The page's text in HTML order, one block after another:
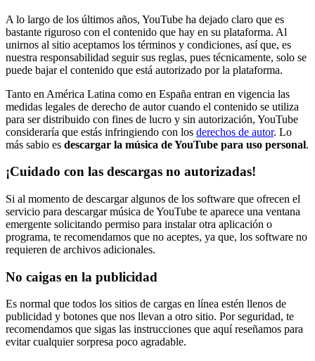
A lo largo de los últimos años, YouTube ha dejado claro que es
bastante riguroso con el contenido que hay en su plataforma. Al
unirnos al sitio aceptamos los términos y condiciones, así que, es
nuestra responsabilidad seguir sus reglas, pues técnicamente, solo se
puede bajar el contenido que está autorizado por la plataforma.
Tanto en América Latina como en España entran en vigencia las
medidas legales de derecho de autor cuando el contenido se utiliza
para ser distribuido con fines de lucro y sin autorización, YouTube
consideraría que estás infringiendo con los derechos de autor. Lo
más sabio es descargar la música de YouTube para uso personal.
¡Cuidado con las descargas no autorizadas!
Si al momento de descargar algunos de los software que ofrecen el
servicio para descargar música de YouTube te aparece una ventana
emergente solicitando permiso para instalar otra aplicación o
programa, te recomendamos que no aceptes, ya que, los software no
requieren de archivos adicionales.
No caigas en la publicidad
Es normal que todos los sitios de cargas en línea estén llenos de
publicidad y botones que nos llevan a otro sitio. Por seguridad, te
recomendamos que sigas las instrucciones que aquí reseñamos para
evitar cualquier sorpresa poco agradable.